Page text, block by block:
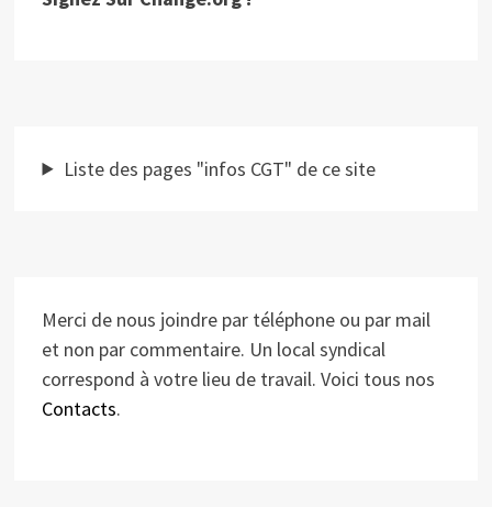
Liste des pages "infos CGT" de ce site
Merci de nous joindre par téléphone ou par mail
et non par commentaire. Un local syndical
correspond à votre lieu de travail. Voici tous nos
Contacts.